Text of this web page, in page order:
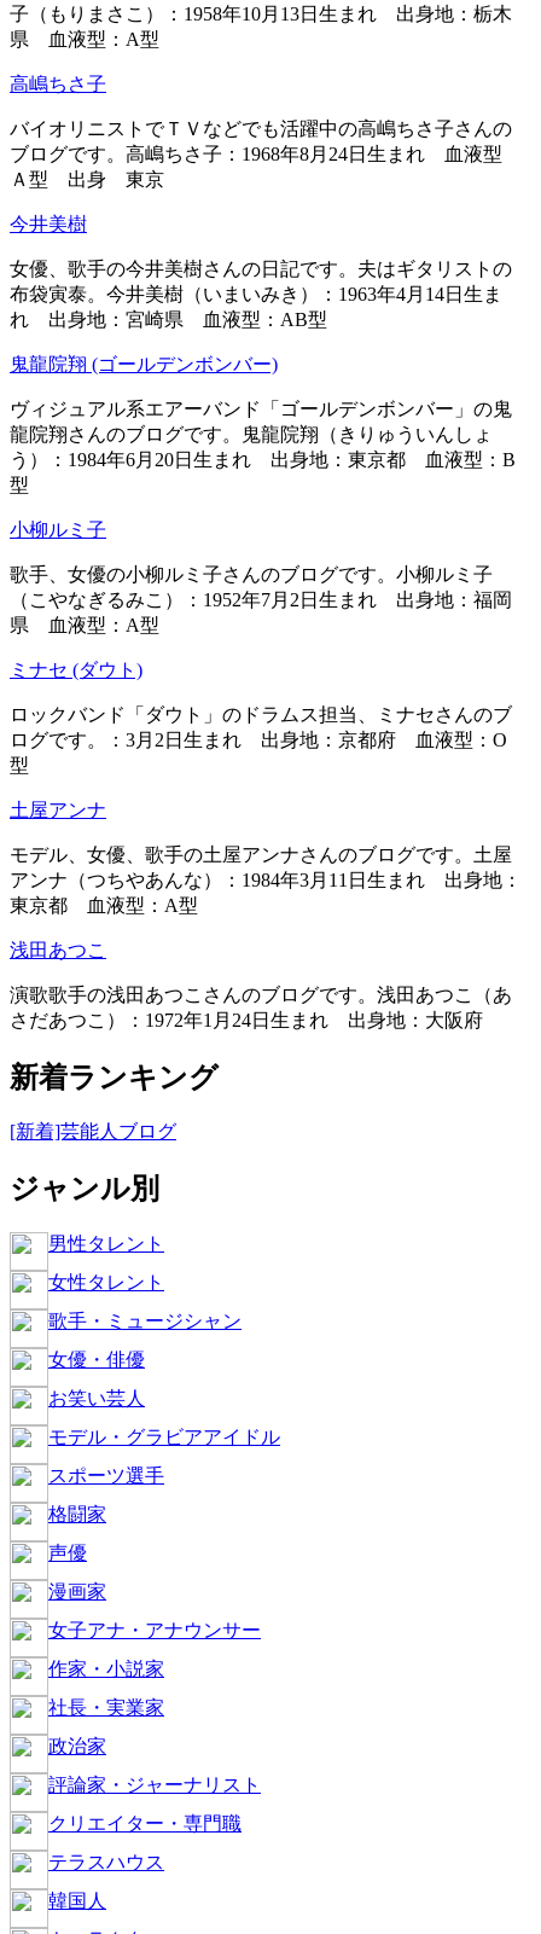
子（もりまさこ）：1958年10月13日生まれ 出身地：栃木
県 血液型：A型
高嶋ちさ子
バイオリニストでＴＶなどでも活躍中の高嶋ちさ子さんの
ブログです。高嶋ちさ子：1968年8月24日生まれ 血液型
Ａ型 出身 東京
今井美樹
女優、歌手の今井美樹さんの日記です。夫はギタリストの
布袋寅泰。今井美樹（いまいみき）：1963年4月14日生ま
れ 出身地：宮崎県 血液型：AB型
鬼龍院翔 (ゴールデンボンバー)
ヴィジュアル系エアーバンド「ゴールデンボンバー」の鬼
龍院翔さんのブログです。鬼龍院翔（きりゅういんしょ
う）：1984年6月20日生まれ 出身地：東京都 血液型：B
型
小柳ルミ子
歌手、女優の小柳ルミ子さんのブログです。小柳ルミ子
（こやなぎるみこ）：1952年7月2日生まれ 出身地：福岡
県 血液型：A型
ミナセ (ダウト)
ロックバンド「ダウト」のドラムス担当、ミナセさんのブ
ログです。：3月2日生まれ 出身地：京都府 血液型：O
型
土屋アンナ
モデル、女優、歌手の土屋アンナさんのブログです。土屋
アンナ（つちやあんな）：1984年3月11日生まれ 出身地：
東京都 血液型：A型
浅田あつこ
演歌歌手の浅田あつこさんのブログです。浅田あつこ（あ
さだあつこ）：1972年1月24日生まれ 出身地：大阪府
新着ランキング
[新着]芸能人ブログ
ジャンル別
男性タレント
女性タレント
歌手・ミュージシャン
女優・俳優
お笑い芸人
モデル・グラビアアイドル
スポーツ選手
格闘家
声優
漫画家
女子アナ・アナウンサー
作家・小説家
社長・実業家
政治家
評論家・ジャーナリスト
クリエイター・専門職
テラスハウス
韓国人